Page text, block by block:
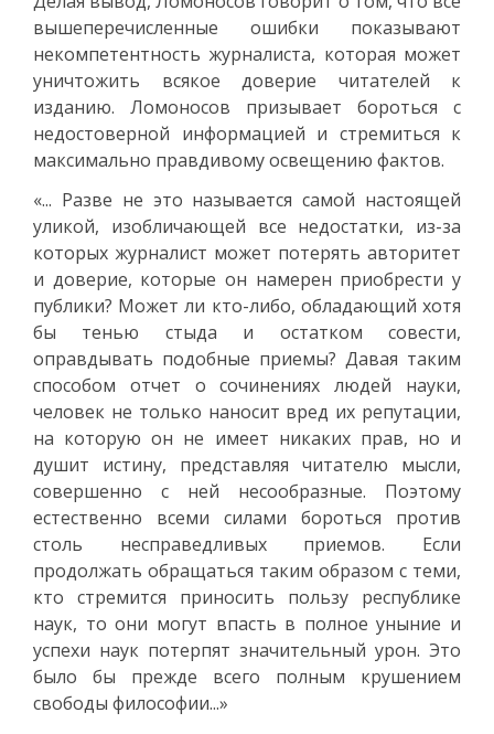
вышеперечисленные ошибки показывают
некомпетентность журналиста, которая может
уничтожить всякое доверие читателей к
изданию. Ломоносов призывает бороться с
недостоверной информацией и стремиться к
максимально правдивому освещению фактов.
«... Разве не это называется самой настоящей
уликой, изобличающей все недостатки, из-за
которых журналист может потерять авторитет
и доверие, которые он намерен приобрести у
публики? Может ли кто-либо, обладающий хотя
бы тенью стыда и остатком совести,
оправдывать подобные приемы? Давая таким
способом отчет о сочинениях людей науки,
человек не только наносит вред их репутации,
на которую он не имеет никаких прав, но и
душит истину, представляя читателю мысли,
совершенно с ней несообразные. Поэтому
естественно всеми силами бороться против
столь несправедливых приемов. Если
продолжать обращаться таким образом с теми,
кто стремится приносить пользу республике
наук, то они могут впасть в полное уныние и
успехи наук потерпят значительный урон. Это
было бы прежде всего полным крушением
свободы философии...»